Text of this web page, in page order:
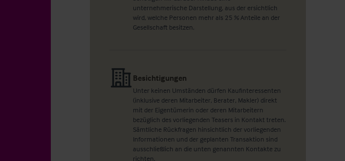
unternehmerische Darstellung, aus der ersichtlich
wird, welche Personen mehr als 25 % Anteile an der
Gesellschaft besitzen.
Besichtigungen
Unter keinen Umständen dürfen Kaufinteressenten
(inklusive deren Mitarbeiter, Berater, Makler) direkt
mit der Eigentümerin oder deren Mitarbeitern
bezüglich des vorliegenden Teasers in Kontakt treten.
Sämtliche Rückfragen hinsichtlich der vorliegenden
Informationen und der geplanten Transaktion sind
ausschließlich an die unten genannten Kontakte zu
richten.